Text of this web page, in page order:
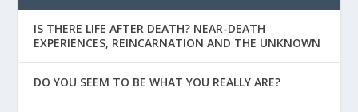
IS THERE LIFE AFTER DEATH? NEAR-DEATH
EXPERIENCES, REINCARNATION AND THE UNKNOWN
DO YOU SEEM TO BE WHAT YOU REALLY ARE?